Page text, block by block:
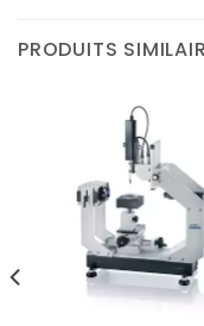
PRODUITS
à